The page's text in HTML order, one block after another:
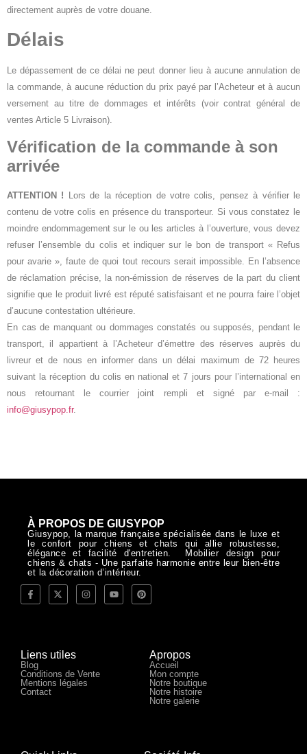
directement auprès de votre douane.
Délais
Le dépassement de ce délai ne peut donner lieu à aucune annulation de
la commande, à aucune réduction du prix payé par l’Acheteur et à aucun
versement au titre de dommages et intérêts (voir contrat général de
ventes Article 5 Livraison).
Vérification de la commande à son
arrivée
ATTENTION ! Lors de la réception de votre colis, pensez à vérifier le
contenu de votre colis en présence du transporteur. Si vous constatez le
moindre endommagement sur le ou les articles à l’ouverture, vous devez
refuser l’ensemble du colis et indiquer sur le bon de transport « Refus
pour avarie », faute de quoi tout recours serait impossible. En l’absence
de réclamation précise, la non-émission de réserves de la part du client
signifie que le produit livré est réputé satisfaisant et ne pourra faire l’objet
d’aucune contestation ultérieure.
En cas de manquant ou dommages constatés ou supposés, pendant le
transport, il appartient à l’Acheteur d’émettre des réserves auprès du
livreur et de nous en informer dans un délai maximum de 72 heures
suivant la réception du colis en national et 7 jours pour l’international en
nous retournant le courrier joint rempli et signé par e-mail :
info@giusypop.fr.
À PROPOS DE GIUSYPOP
Giusypop, la marque française spécialisée dans le luxe et
le confort pour chiens et chats qui allie robustesse,
élégance et facilité d'entretien. Mobilier design pour
chiens & chats - Une parfaite harmonie entre leur bien-être
et la décoration d’intérieur.
Liens utiles
Blog
Conditions de Vente
Mentions légales
Contact
Apropos
Accueil
Mon compte
Notre boutique
Notre histoire
Notre galerie